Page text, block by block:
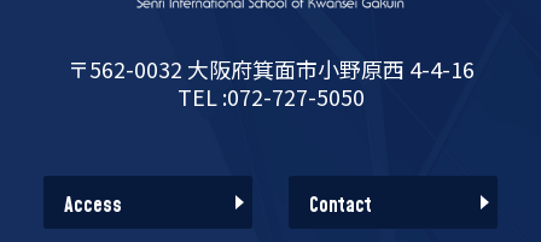
〒562-0032 大阪府箕面市小野原西 4-4-16
TEL :072-727-5050
Access Contact